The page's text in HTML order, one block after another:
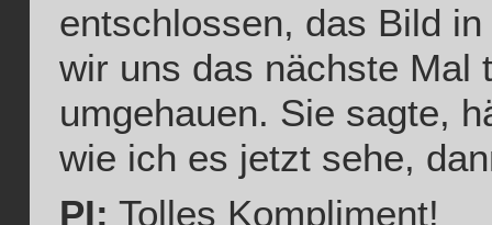
entschlossen, das Bild
wir uns das nächste Mal
umgehauen. Sie sagte,
wie ich es jetzt sehe,
PI: Tolles Kompliment!